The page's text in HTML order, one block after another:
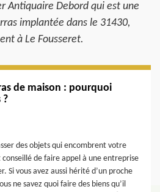
Antiquaire Debord qui est une
implantée dans le 31430,
à Le Fousseret.
de maison : pourquoi
?
des objets qui encombrent votre
de faire appel à une entreprise
Si vous avez aussi hérité d’un proche
ne savez quoi faire des biens qu’il